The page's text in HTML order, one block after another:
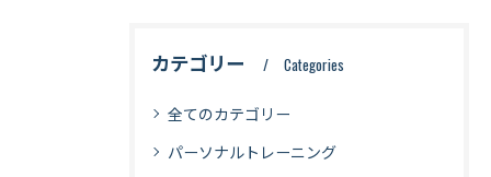
カテゴリー Categories
全てのカテゴリー
パーソナルトレーニング